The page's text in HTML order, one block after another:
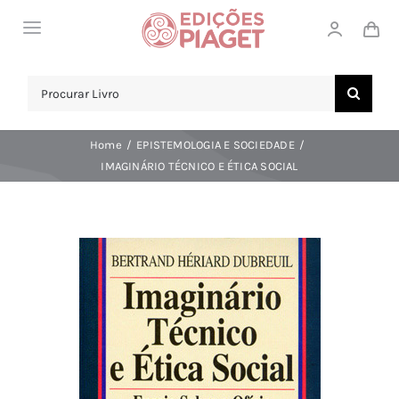
Toggle
COMPRAR!
Search
Home
EPISTEMOLOGIA E SOCIEDADE
IMAGINÁRIO TÉCNICO E ÉTICA SOCIAL